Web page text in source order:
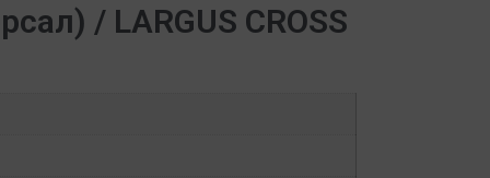
/ LARGUS CROSS